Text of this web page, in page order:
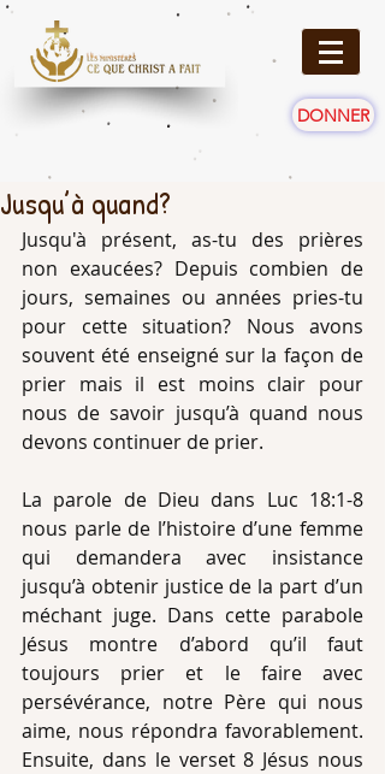
DONNER
Jusqu’à quand?
Jusqu'à présent, as-tu des prières
non exaucées? Depuis combien de
jours, semaines ou années pries-tu
pour cette situation? Nous avons
souvent été enseigné sur la façon de
prier mais il est moins clair pour
nous de savoir jusqu’à quand nous
devons continuer de prier.
La parole de Dieu dans Luc 18:1-8
nous parle de l’histoire d’une femme
qui demandera avec insistance
jusqu’à obtenir justice de la part d’un
méchant juge. Dans cette parabole
Jésus montre d’abord qu’il faut
toujours prier et le faire avec
persévérance, notre Père qui nous
aime, nous répondra favorablement.
Ensuite, dans le verset 8 Jésus nous